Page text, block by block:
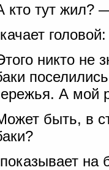
тут жил?
головой:
никто не
А мой
быть, в
на